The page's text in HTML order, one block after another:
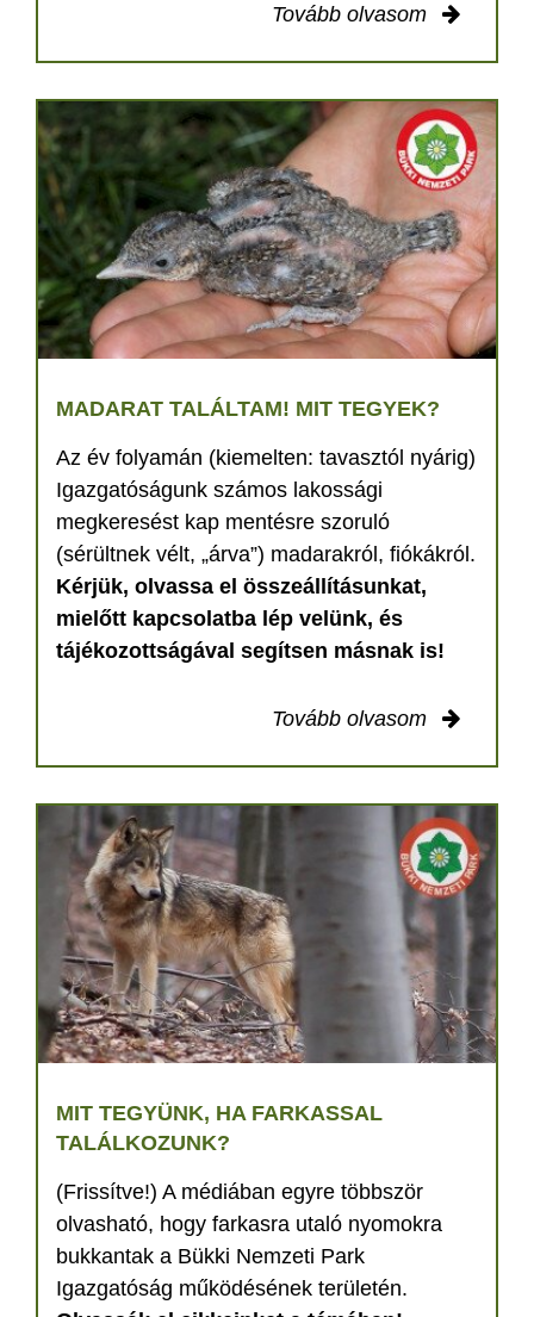
Tovább olvasom
MADARAT TALÁLTAM! MIT TEGYEK?
Az év folyamán (kiemelten: tavasztól nyárig)
Igazgatóságunk számos lakossági
megkeresést kap mentésre szoruló
(sérültnek vélt, „árva”) madarakról, fiókákról.
Kérjük, olvassa el összeállításunkat,
mielőtt kapcsolatba lép velünk, és
tájékozottságával segítsen másnak is!
Tovább olvasom
MIT TEGYÜNK, HA FARKASSAL
TALÁLKOZUNK?
(Frissítve!) A médiában egyre többször
olvasható, hogy farkasra utaló nyomokra
bukkantak a Bükki Nemzeti Park
Igazgatóság működésének területén.